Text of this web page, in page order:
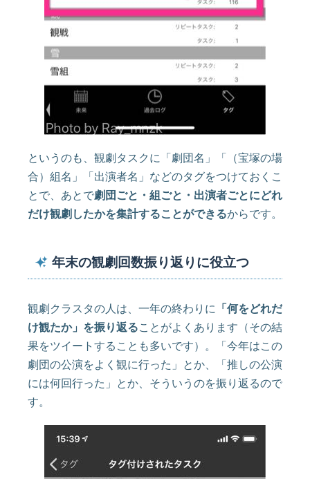
というのも、観劇タスクに「劇団名」「（宝塚の場
合）組名」「出演者名」などのタグをつけておくこ
とで、あとで劇団ごと・組ごと・出演者ごとにどれ
だけ観劇したかを集計することができるからです。
年末の観劇回数振り返りに役立つ
観劇クラスタの人は、一年の終わりに
「何をどれだ
け観たか」を振り返ることがよくあります（その結
果をツイートすることも多いです）。「今年はこの
劇団の公演をよく観に行った」とか、「推しの公演
には何回行った」とか、そういうのを振り返るので
す。